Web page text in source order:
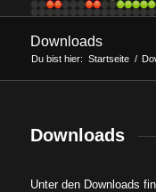
Downloads
Du bist hier: Startseite /
Downloads
Unter den Downloads